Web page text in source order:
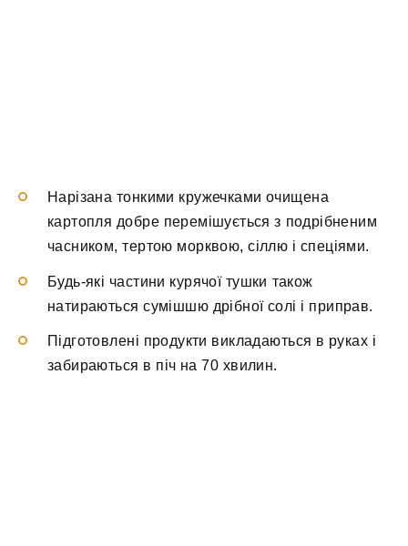
Нарізана тонкими кружечками очищена
картопля добре перемішується з подрібненим
часником, тертою морквою, сіллю і спеціями.
Будь-які частини курячої тушки також
натираються сумішшю дрібної солі і приправ.
Підготовлені продукти викладаються в руках і
забираються в піч на 70 хвилин.